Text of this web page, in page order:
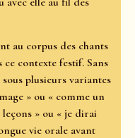
au corpus des chants
contexte festif. Sans
plusieurs variantes
» ou « comme un
» ou « je dirai
vie orale avant